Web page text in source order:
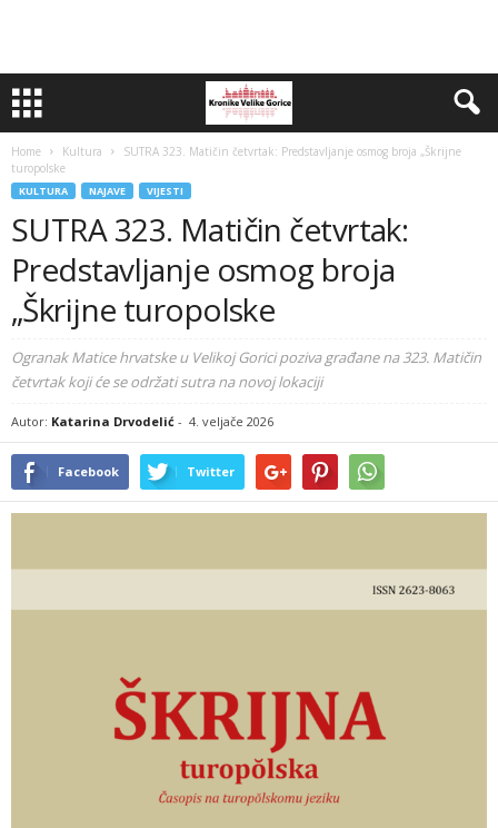
Home Kultura
SUTRA 323. Matičin četvrtak: Predstavljanje osmog broja „Škrijne
turopolske
KULTURA NAJAVE VIJESTI
SUTRA 323. Matičin četvrtak:
Predstavljanje osmog broja
„Škrijne turopolske
Ogranak Matice hrvatske u Velikoj Gorici poziva građane na 323. Matičin
četvrtak koji će se održati sutra na novoj lokaciji
Autor: Katarina Drvodelić - 4. veljače 2026
Facebook Twitter